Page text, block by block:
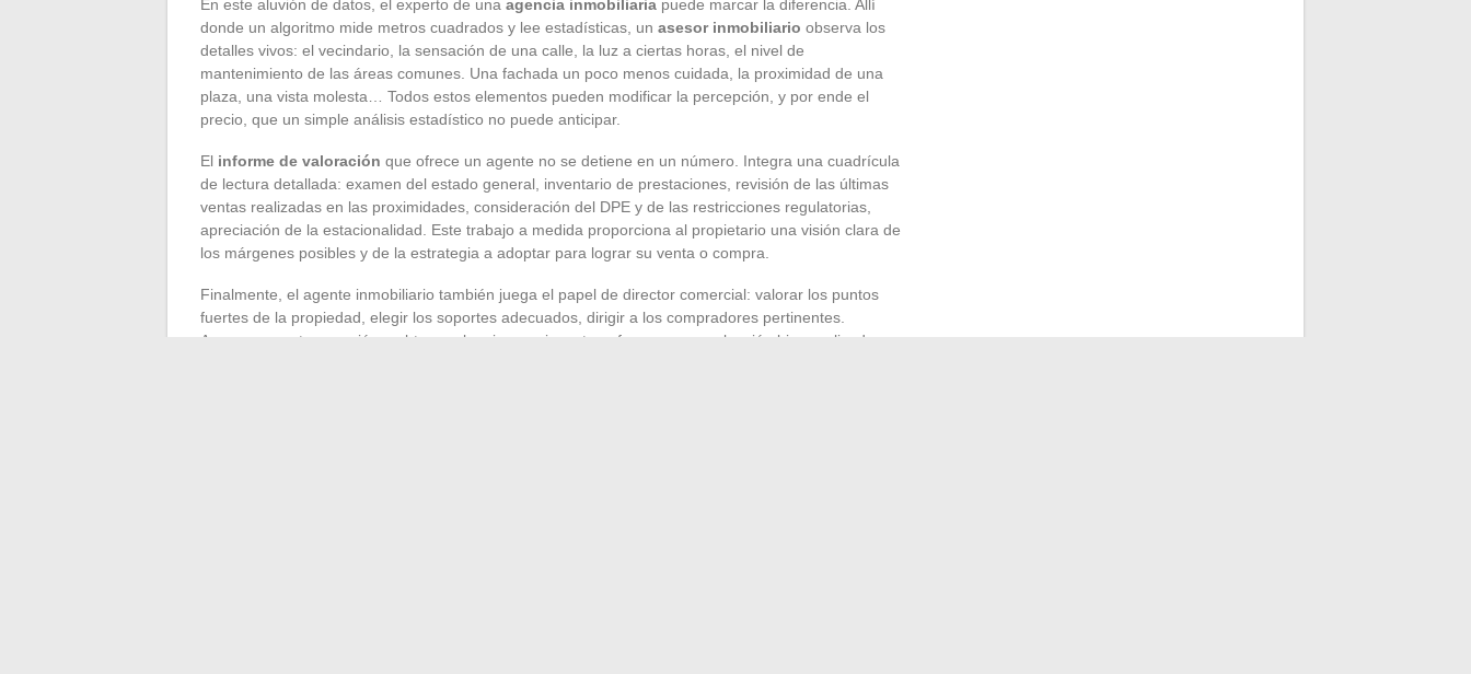
En este aluvión de datos, el experto de una agencia inmobiliaria puede marcar la diferencia. Allí
donde un algoritmo mide metros cuadrados y lee estadísticas, un asesor inmobiliario observa los
detalles vivos: el vecindario, la sensación de una calle, la luz a ciertas horas, el nivel de
mantenimiento de las áreas comunes. Una fachada un poco menos cuidada, la proximidad de una
plaza, una vista molesta… Todos estos elementos pueden modificar la percepción, y por ende el
precio, que un simple análisis estadístico no puede anticipar.
El informe de valoración que ofrece un agente no se detiene en un número. Integra una cuadrícula
de lectura detallada: examen del estado general, inventario de prestaciones, revisión de las últimas
ventas realizadas en las proximidades, consideración del DPE y de las restricciones regulatorias,
apreciación de la estacionalidad. Este trabajo a medida proporciona al propietario una visión clara de
los márgenes posibles y de la estrategia a adoptar para lograr su venta o compra.
Finalmente, el agente inmobiliario también juega el papel de director comercial: valorar los puntos
fuertes de la propiedad, elegir los soportes adecuados, dirigir a los compradores pertinentes.
Asegurar una transacción u obtener el mejor precio es transformar una evaluación bien realizada en